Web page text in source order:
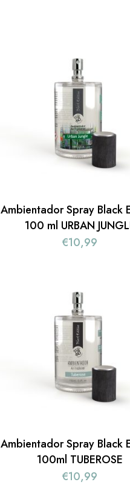
Ambientador Spray Black
100 ml URBAN
€10,99
Ambientador Spray Black
100ml TUBEROSE
€10,99